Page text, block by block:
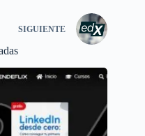
SIGUIENTE